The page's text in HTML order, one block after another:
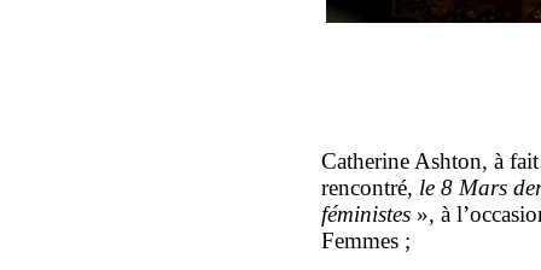
Catherine Ashton, à
rencontré, le 8 Mars
féministes », à
Femmes ;